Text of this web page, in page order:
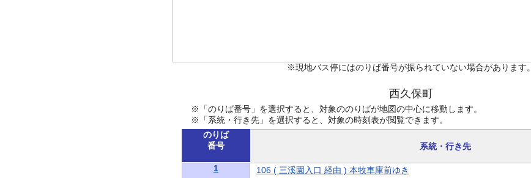
※現地バス停にはのりば番号が振られていない場合があります。
西久保町
※「のりば番号」を選択すると、対象ののりばが地図の中心に移動します。
※「系統・行き先」を選択すると、対象の時刻表が閲覧できます。
のりば
番号
系統・行き先
1
106 ( 三溪園入口 経由 ) 本牧車庫前ゆき